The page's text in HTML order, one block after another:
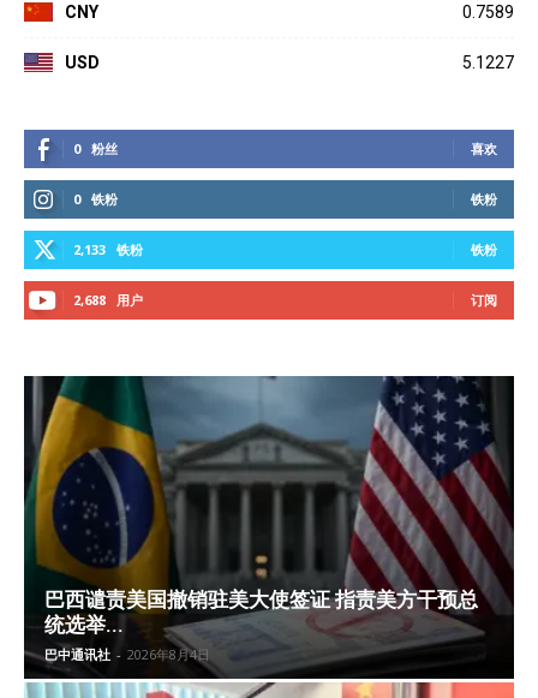
CNY 0.7589
USD 5.1227
0 粉丝 喜欢
0 铁粉 铁粉
2,133 铁粉 铁粉
2,688 用户 订阅
巴西谴责美国撤销驻美大使签证 指责美方干预总
统选举...
巴中通讯社 - 2026年8月4日